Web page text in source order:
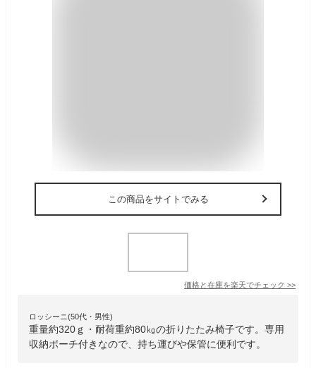
この商品をサイトでみる
価格と在庫を楽天でチェック >>
ロッシーニ(50代・男性)
重量約320ｇ・耐荷重約80㎏の折りたたみ椅子です。専用
収納ポーチ付きなので、持ち運びや保管に便利です。